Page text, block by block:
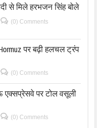
से मिले हरभजन सिंह बोले
(0) Comments
पर बढ़ी हलचल ट्रंप
(0) Comments
पर टोल वसूली
(0) Comments